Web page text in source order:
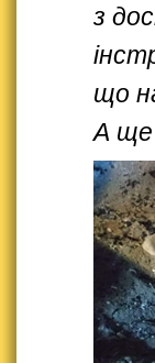
з
що
А ще